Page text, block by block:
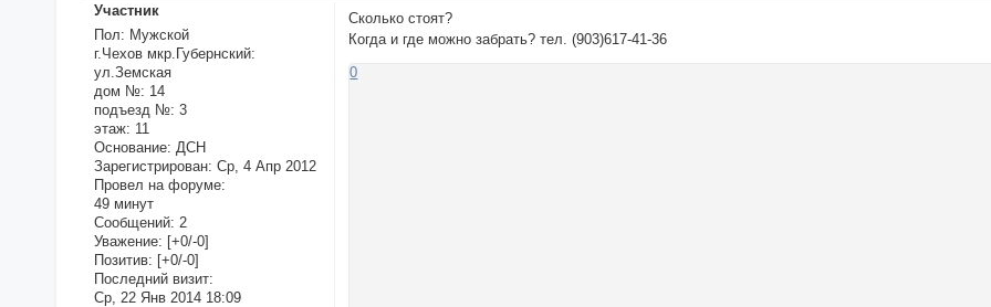
Участник
Пол: Мужской
г.Чехов мкр.Губернский:
ул.Земская
дом №: 14
подъезд №: 3
этаж: 11
Основание: ДСН
Зарегистрирован: Ср, 4 Апр 2012
Провел на форуме:
49 минут
Сообщений: 2
Уважение: [+0/-0]
Позитив: [+0/-0]
Последний визит:
Ср, 22 Янв 2014 18:09
Сколько стоят?
Когда и где можно забрать? тел. (903)617-41-36
0